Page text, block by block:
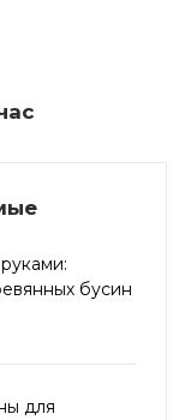
бусин
для